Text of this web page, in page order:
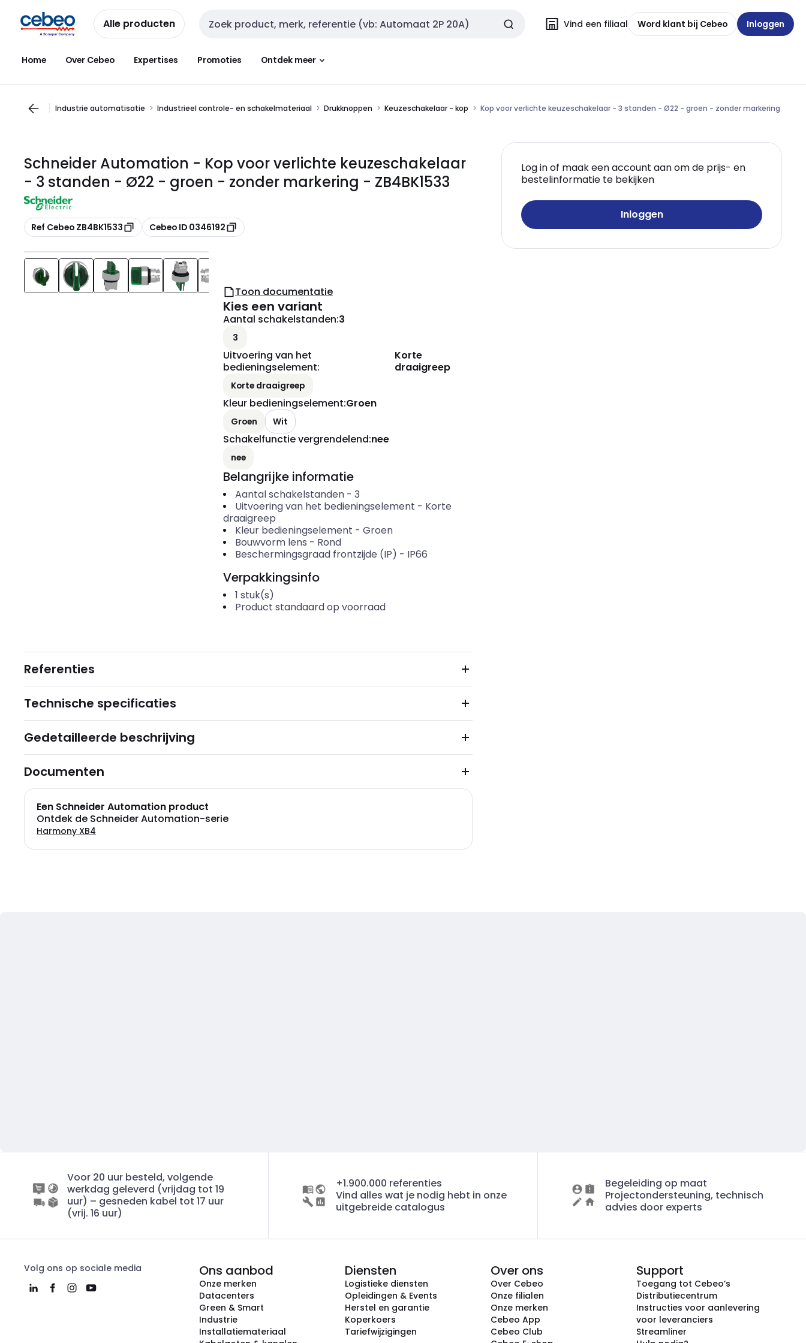
naar
navigatie
naar
inhoud
Alle producten Zoekveld invoer Vind een filiaal Word klant bij Cebeo Inloggen
Home Over Cebeo Expertises Promoties Ontdek meer
Industrie automatisatie Industrieel controle- en schakelmateriaal Drukknoppen Keuzeschakelaar - kop Kop voor verlichte keuzeschakelaar - 3 standen - Ø22 - groen - zonder markering
Schneider Automation - Kop voor verlichte keuzeschakelaar
- 3 standen - Ø22 - groen - zonder markering - ZB4BK1533
Kopiëren
Ref Cebeo ZB4BK1533 Kopiëren
Cebeo ID 0346192
Log in of maak een account aan om de prijs- en
bestelinformatie te bekijken
Inloggen
Toon documentatie
Kies een variant
Aantal schakelstanden:3
3
Uitvoering van het
bedieningselement:
Korte
draaigreep
Korte draaigreep
Kleur bedieningselement:Groen
Groen Wit
Schakelfunctie vergrendelend:nee
nee
Belangrijke informatie
Aantal schakelstanden- 3
Uitvoering van het bedieningselement - Korte
draaigreep
Kleur bedieningselement - Groen
Bouwvorm lens - Rond
Beschermingsgraad frontzijde (IP) - IP66
Verpakkingsinfo
1 stuk(s)
Product standaard op voorraad
Referenties
Technische specificaties
Gedetailleerde beschrijving
Documenten
Een Schneider Automation product
Ontdek de Schneider Automation-serie
Harmony XB4
Voor 20 uur besteld, volgende
werkdag geleverd (vrijdag tot 19
uur) – gesneden kabel tot 17 uur
(vrij. 16 uur)
+1.900.000 referenties
Vind alles wat je nodig hebt in onze
uitgebreide catalogus
Begeleiding op maat
Projectondersteuning, technisch
advies door experts
Volg ons op sociale media Ons aanbod
Onze merken
Datacenters
Green & Smart
Industrie
Installatiemateriaal
Diensten
Logistieke diensten
Opleidingen & Events
Herstel en garantie
Koperkoers
Tariefwijzigingen
Over ons
Over Cebeo
Onze filialen
Onze merken
Cebeo App
Cebeo Club
Support
Toegang tot Cebeo’s
Distributiecentrum
Instructies voor aanlevering
voor leveranciers
Streamliner